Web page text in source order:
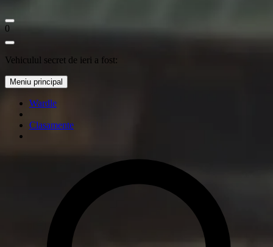
0
Vehiculul secret de ieri a fost:
Meniu principal
Wardle
Clasamente